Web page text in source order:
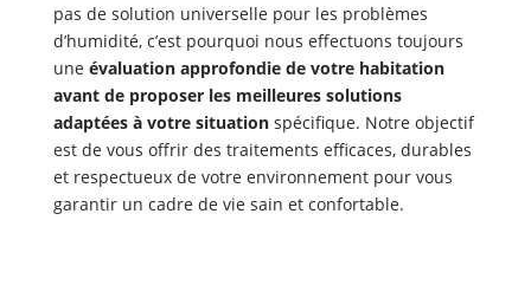
pas de solution universelle pour les problèmes
d’humidité, c’est pourquoi nous effectuons toujours
une évaluation approfondie de votre habitation
avant de proposer les meilleures solutions
adaptées à votre situationspécifique. Notre objectif
est de vous offrir des traitements efficaces, durables
et respectueux de votre environnement pour vous
garantir un cadre de vie sain et confortable.